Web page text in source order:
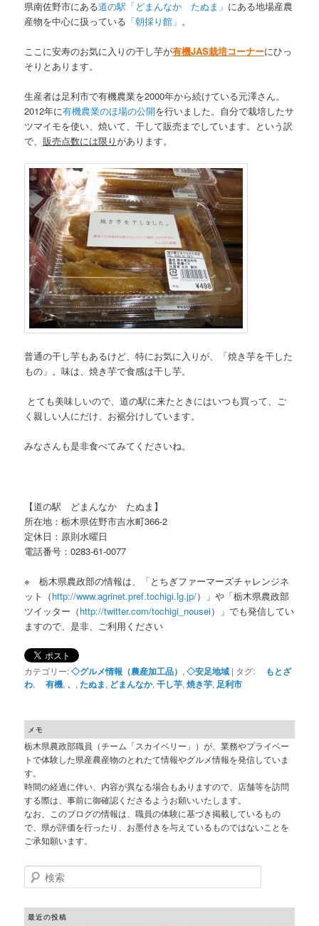
県南佐野市にある道の駅「どまんなか たぬま」 にある地場産農
産物を中心に扱っている 「朝採り館」 。
ここに安寿のお気に入りの干し芋が有機JAS栽培コーナーにひっ
そりとあります。
生産者は足利市で有機農業を2000年から続けている元澤さん。
2012年に有機農業のほ場の公開を行いました。自分で栽培したサ
ツマイモを使い、焼いて、干して販売までしています。という訳
で、販売点数には限りがあります。
普通の干し芋もあるけど、特にお気に入りが、「焼き芋を干した
もの」。味は、焼き芋で食感は干し芋。
とても美味しいので、道の駅に来たときにはいつも買って、ご
く親しい人にだけ、お裾分けしています。
みなさんも是非食べてみてくださいね。
【道の駅 どまんなか たぬま】
所在地：栃木県佐野市吉水町366-2
定休日：原則水曜日
電話番号：0283-61-0077
※ 栃木県農政部の情報は、「とちぎファーマーズチャレンジネ
ット（http://www.agrinet.pref.tochigi.lg.jp/）」や「栃木県農政部
ツイッター（http://twitter.com/tochigi_nousei）」でも発信してい
ますので、是非、ご利用ください
カテゴリー:◇グルメ情報（農産加工品） ,◇安足地域 | タグ:
もとざ
わ, 有機, 、 ,たぬま, どまんなか,干し芋,焼き芋, 足利市
メモ
栃木県農政部職員（チーム「スカイベリー」）が、業務やプライベー
トで体験した県産農産物のとれたて情報やグルメ情報を発信していま
す。
時間の経過に伴い、内容が異なる場合もありますので、店舗等を訪問
する際は、事前に御確認くださるようお願いいたします。
なお、このブログの情報は、職員の体験に基づき掲載しているもの
で、県が評価を行ったり、お墨付きを与えているものではないことを
ご承知願います。
検索
最近の投稿